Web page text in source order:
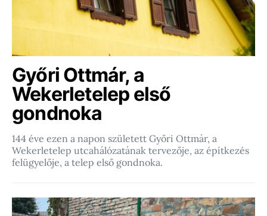
Győri Ottmár, a
Wekerletelep első
gondnoka
144 éve ezen a napon született Győri Ottmár, a
Wekerletelep utcahálózatának tervezője, az építkezés
felügyelője, a telep első gondnoka.